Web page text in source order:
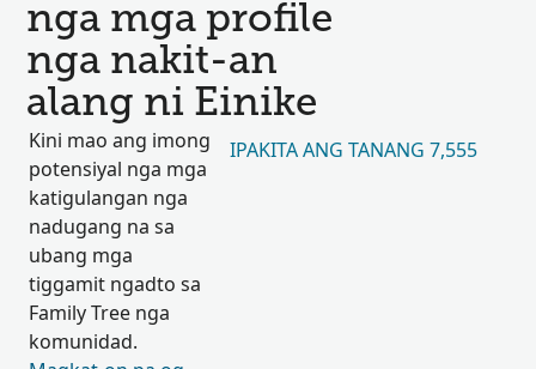
nga mga profile
nga nakit-an
alang ni Einike
Kini mao ang imong
potensiyal nga mga
katigulangan nga
nadugang na sa
ubang mga
tiggamit ngadto sa
Family Tree nga
komunidad.
IPAKITA ANG TANANG 7,555